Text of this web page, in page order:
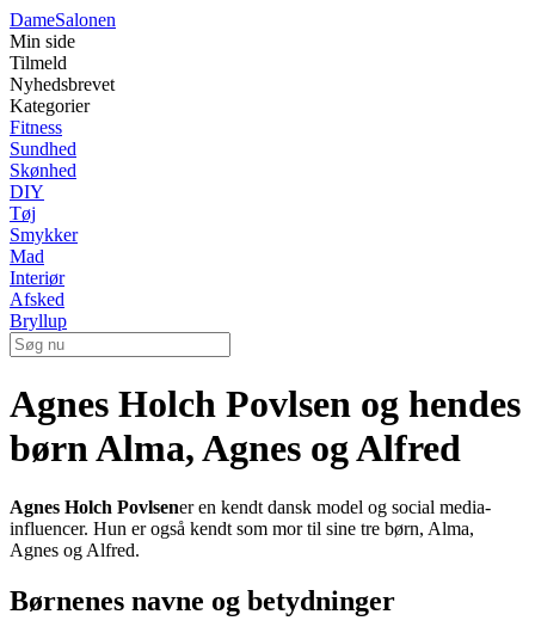
DameSalonen
Min side
Tilmeld
Nyhedsbrevet
Kategorier
Fitness
Sundhed
Skønhed
DIY
Tøj
Smykker
Mad
Interiør
Afsked
Bryllup
Agnes Holch Povlsen og hendes
børn Alma, Agnes og Alfred
Agnes Holch Povlsener en kendt dansk model og social media-
influencer. Hun er også kendt som mor til sine tre børn, Alma,
Agnes og Alfred.
Børnenes navne og betydninger